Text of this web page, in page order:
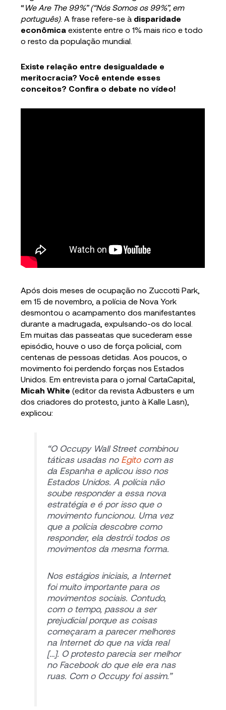
“We Are The 99%” (“Nós Somos os 99%”, em
português). A frase refere-se à disparidade
econômica existente entre o 1% mais rico e todo
o resto da população mundial.
Existe relação entre desigualdade e
meritocracia? Você entende esses
conceitos? Confira o debate no vídeo!
Após dois meses de ocupação no Zuccotti Park,
em 15 de novembro, a polícia de Nova York
desmontou o acampamento dos manifestantes
durante a madrugada, expulsando-os do local.
Em muitas das passeatas que sucederam esse
episódio, houve o uso de força policial, com
centenas de pessoas detidas. Aos poucos, o
movimento foi perdendo forças nos Estados
Unidos. Em entrevista para o jornal CartaCapital,
Micah White (editor da revista Adbusters e um
dos criadores do protesto, junto à Kalle Lasn),
explicou:
“O Occupy Wall Street combinou
táticas usadas no Egitocom as
da Espanha e aplicou isso nos
Estados Unidos. A polícia não
soube responder a essa nova
estratégia e é por isso que o
movimento funcionou. Uma vez
que a polícia descobre como
responder, ela destrói todos os
movimentos da mesma forma.
Nos estágios iniciais, a Internet
foi muito importante para os
movimentos sociais. Contudo,
com o tempo, passou a ser
prejudicial porque as coisas
começaram a parecer melhores
na Internet do que na vida real
[…]. O protesto parecia ser melhor
no Facebook do que ele era nas
ruas. Com o Occupy foi assim.”